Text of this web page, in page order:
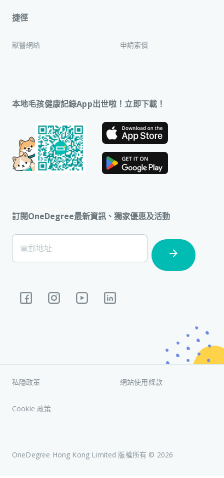
捷徑
獸醫網絡 申請索償
本地毛孩健康記錄App出世啦！立即下載！
訂閱OneDegree最新資訊、獨家優惠及活動
[Footer]
Subscription
電郵地址
OneDegree Hong Kong Limited 版權所有 © 2026
私隱政策 網站使用條款
Cookie 政策